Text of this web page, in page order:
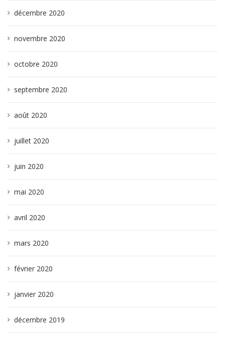
décembre 2020
novembre 2020
octobre 2020
septembre 2020
août 2020
juillet 2020
juin 2020
mai 2020
avril 2020
mars 2020
février 2020
janvier 2020
décembre 2019